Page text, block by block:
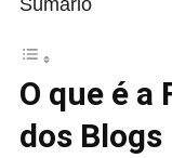
O que é a
dos Blogs